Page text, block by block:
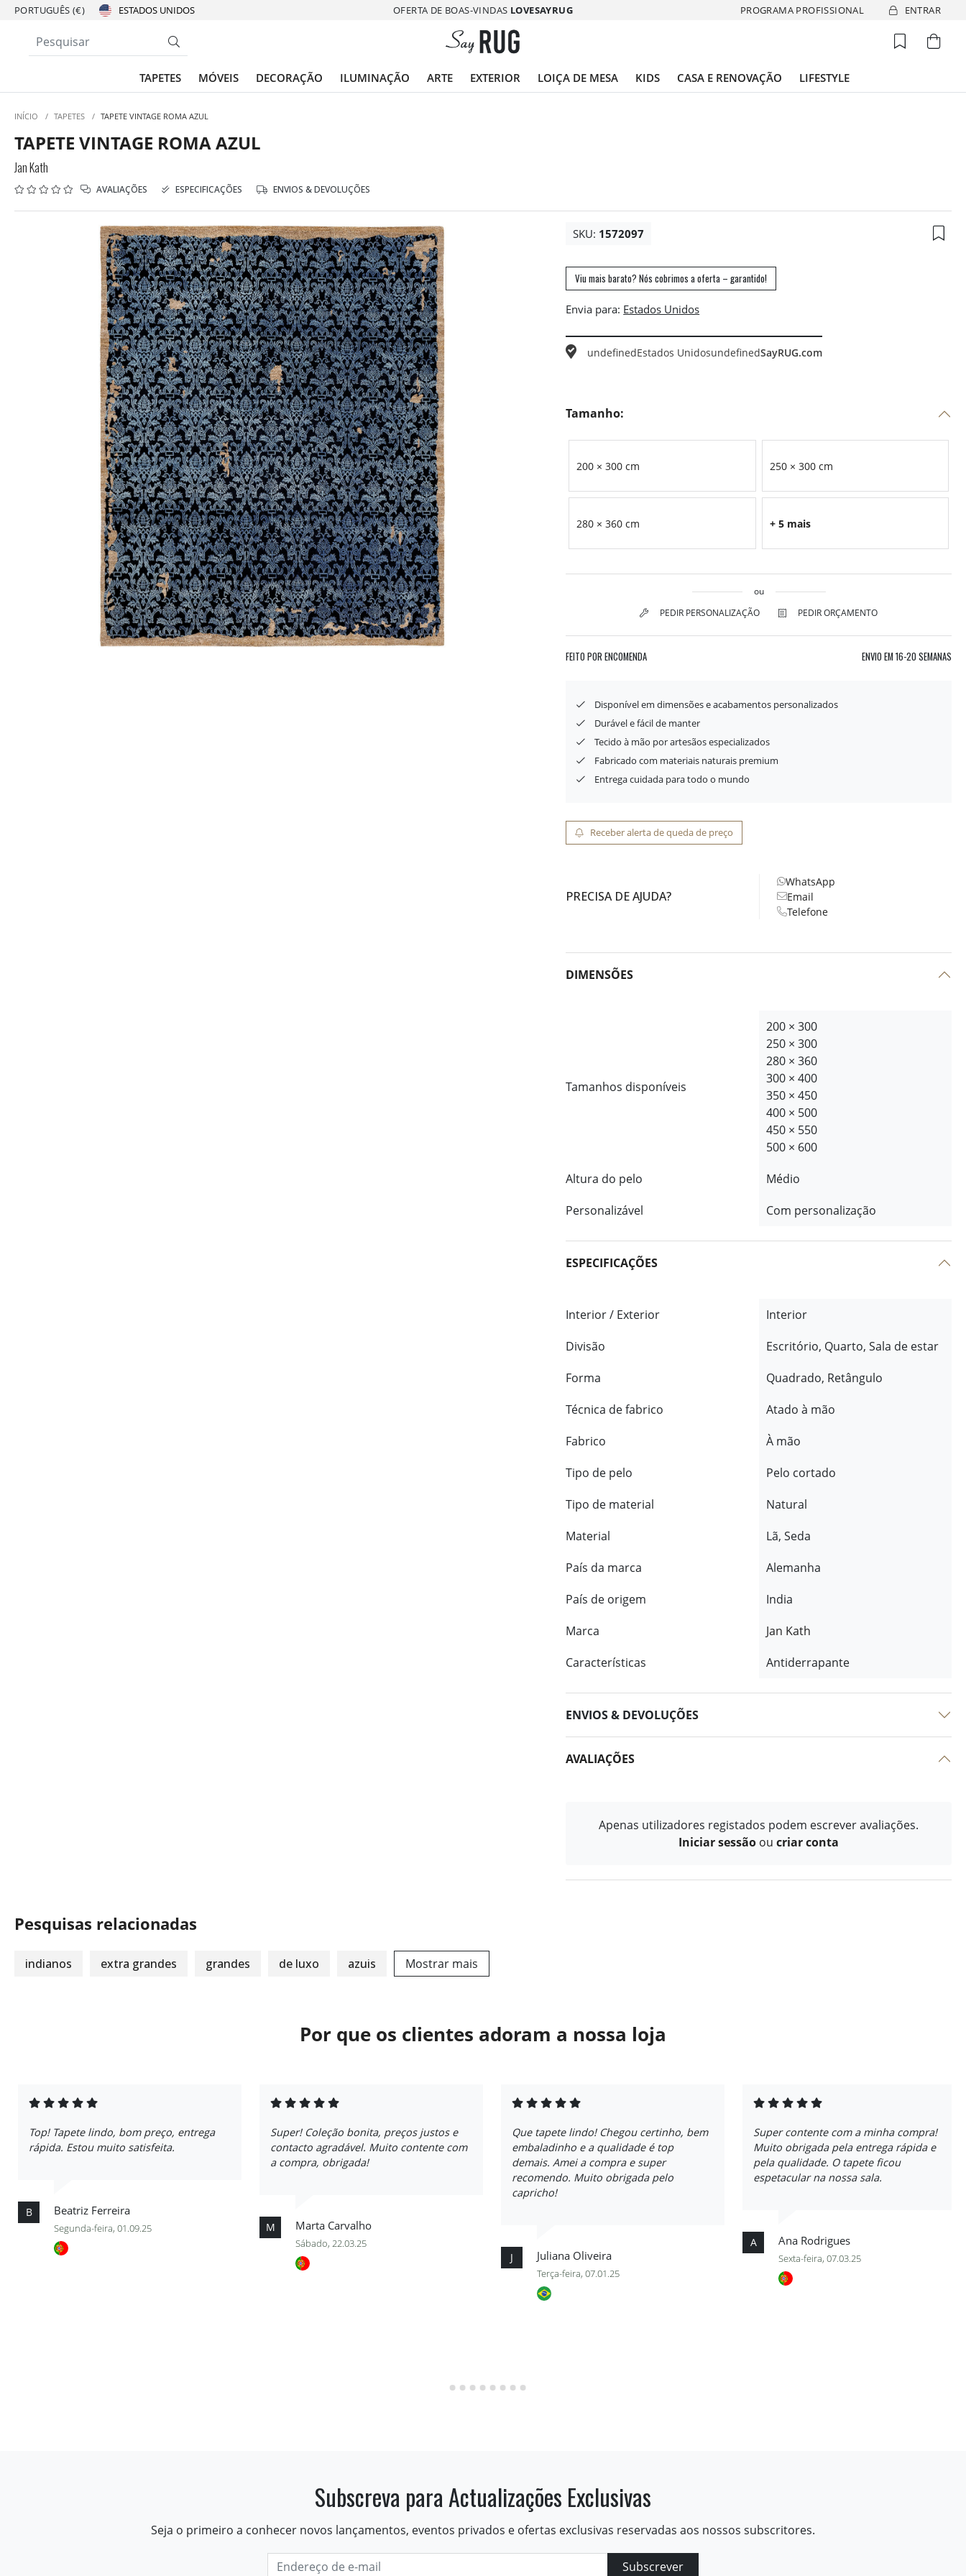
PORTUGUÊS (€) OFERTA DE BOAS-VINDAS LOVESAYRUG PROGRAMA PROFISSIONAL ENTRAR
TAPETES MÓVEIS DECORAÇÃO ILUMINAÇÃO ARTE EXTERIOR LOIÇA DE MESA KIDS CASA E RENOVAÇÃO LIFESTYLE
INÍCIO / TAPETES / TAPETE VINTAGE ROMA AZUL
TAPETE VINTAGE ROMA AZUL
Jan Kath
AVALIAÇÕES ESPECIFICAÇÕES ENVIOS & DEVOLUÇÕES
SKU: 1572097
Viu mais barato? Nós cobrimos a oferta – garantido!
Envia para:
undefinedEstados UnidosundefinedSayRUG.com
Tamanho:
200 × 300 cm 250 × 300 cm
280 × 360 cm + 5 mais
ou
PEDIR PERSONALIZAÇÃO
PEDIR ORÇAMENTO
FEITO POR ENCOMENDA ENVIO EM 16-20 SEMANAS
Disponível em dimensões e acabamentos personalizados
Durável e fácil de manter
Tecido à mão por artesãos especializados
Fabricado com materiais naturais premium
Entrega cuidada para todo o mundo
Receber alerta de queda de preço
PRECISA DE AJUDA?
WhatsApp
Email
Telefone
DIMENSÕES
Tamanhos disponíveis
200 × 300
250 × 300
280 × 360
300 × 400
350 × 450
400 × 500
450 × 550
500 × 600
Altura do pelo
Médio
Personalizável
Com personalização
ESPECIFICAÇÕES
Interior / Exterior
Interior
Divisão
Escritório, Quarto, Sala de estar
Forma
Quadrado, Retângulo
Técnica de fabrico
Atado à mão
Fabrico
À mão
Tipo de pelo
Pelo cortado
Tipo de material
Natural
Material
Lã, Seda
País da marca
Alemanha
País de origem
India
Marca
Jan Kath
Características
Antiderrapante
ENVIOS & DEVOLUÇÕES
AVALIAÇÕES
Apenas utilizadores registados podem escrever avaliações.
Iniciar sessão ou criar conta
Pesquisas relacionadas
indianos extra grandes grandes de luxo azuis Mostrar mais
Por que os clientes adoram a nossa loja
Top! Tapete lindo, bom preço, entrega
rápida. Estou muito satisfeita.
B Beatriz Ferreira
Segunda-feira, 01.09.25
Super! Coleção bonita, preços justos e
contacto agradável. Muito contente com
a compra, obrigada!
M Marta Carvalho
Sábado, 22.03.25
Que tapete lindo! Chegou certinho, bem
embaladinho e a qualidade é top
demais. Amei a compra e super
recomendo. Muito obrigada pelo
capricho!
J Juliana Oliveira
Terça-feira, 07.01.25
Super contente com a minha compra!
Muito obrigada pela entrega rápida e
pela qualidade. O tapete ficou
espetacular na nossa sala.
A Ana Rodrigues
Sexta-feira, 07.03.25
Subscreva para Actualizações Exclusivas
Seja o primeiro a conhecer novos lançamentos, eventos privados e ofertas exclusivas reservadas aos nossos subscritores.
Subscrever